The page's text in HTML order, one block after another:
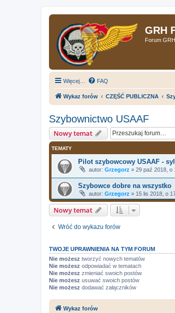
GRH
Forum
Więcej… FAQ
Wykaz forów CZĘŚĆ PUBLICZNA
Szybownictwo USAAF
Nowy temat
TEMATY
Pilot szybowcowy USAAF -
autor: Grzegorz » 29 paź 2018, o
Szybowce dobre na wszystko
autor: Grzegorz » 15 lis 2018, o
Nowy temat
Wróć do wykazu forów
TWOJE UPRAWNIENIA NA TYM FORUM
Nie możesz tworzyć nowych tematów
Nie możesz odpowiadać w tematach
Nie możesz zmieniać swoich postów
Nie możesz usuwać swoich postów
Nie możesz dodawać załączników
Wykaz forów